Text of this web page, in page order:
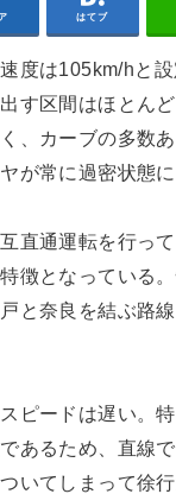
はてブ
度は105km/hと設
す区間はほとん
、カーブの多数
が常に過密状態に
直通運転を行っ
徴となっている
と奈良を結ぶ路
ピードは遅い。
あるため、直線
いてしまって徐